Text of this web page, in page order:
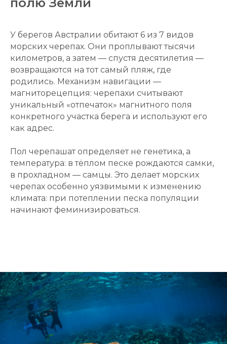
У берегов Австралии обитают 6 из 7 видов
морских черепах. Они проплывают тысячи
километров, а затем — спустя десятилетия —
возвращаются на тот самый пляж, где
родились. Механизм навигации —
магниторецепция: черепахи считывают
уникальный «отпечаток» магнитного поля
конкретного участка берега и используют его
как адрес.
Пол черепашат определяет не генетика, а
температура: в тёплом песке рождаются самки,
в прохладном — самцы. Это делает морских
черепах особенно уязвимыми к изменению
климата: при потеплении песка популяции
начинают феминизироваться.